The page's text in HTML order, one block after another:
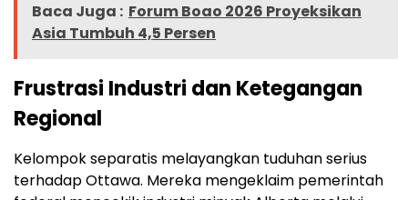
Baca Juga : Forum Boao 2026 Proyeksikan
Asia Tumbuh 4,5 Persen
Frustrasi Industri dan Ketegangan
Regional
Kelompok separatis melayangkan tuduhan serius
terhadap Ottawa. Mereka mengeklaim pemerintah